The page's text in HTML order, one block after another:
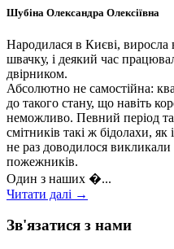
Шубіна Олександра Олексіївна
Народилася в Києві, виросла
швачку, і деякий час
двірником.
Абсолютно не самостійна:
до такого стану, що навіть
неможливо. Певний період
смітників такі ж бідолахи,
не раз доводилося викликали
пожежників.
Один з наших �...
Читати далі →
Зв'язатися з нами